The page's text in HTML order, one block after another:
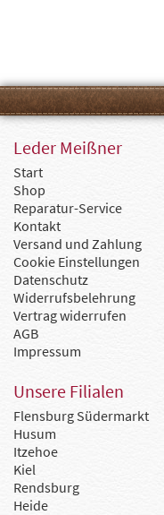
Leder Meißner
Start
Shop
Reparatur-Service
Kontakt
Versand und Zahlung
Cookie Einstellungen
Datenschutz
Widerrufsbelehrung
Vertrag widerrufen
AGB
Impressum
Unsere Filialen
Flensburg Südermarkt
Husum
Itzehoe
Kiel
Rendsburg
Heide